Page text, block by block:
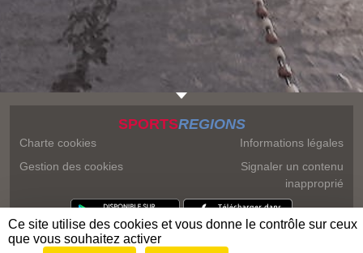
SPORTSREGIONS
Charte cookies
Gestion des cookies
Informations légales
Signaler un contenu
inapproprié
Ce site utilise des cookies et vous donne le contrôle sur ceux
que vous souhaitez activer